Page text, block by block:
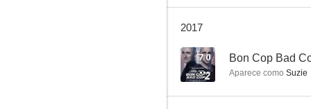
2017
7.0 Bon Cop Bad
Aparece como Suzie